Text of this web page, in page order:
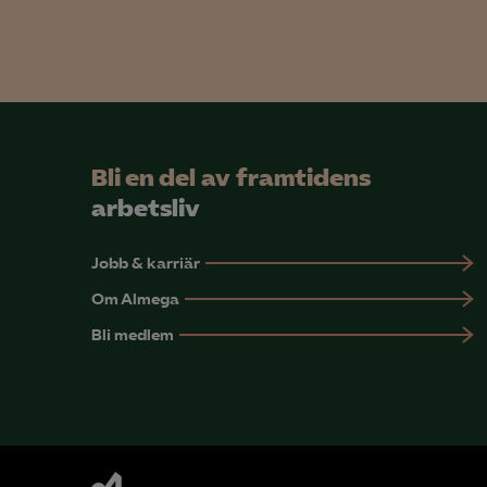
Bli en del av framtidens
arbetsliv
Jobb & karriär
Om Almega
Bli medlem